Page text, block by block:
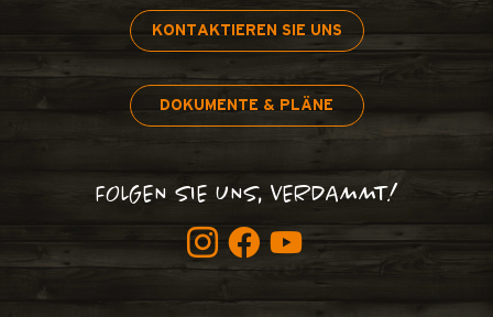
KONTAKTIEREN SIE UNS
DOKUMENTE & PLÄNE
FOLGEN SIE UNS, VERDAMMT!